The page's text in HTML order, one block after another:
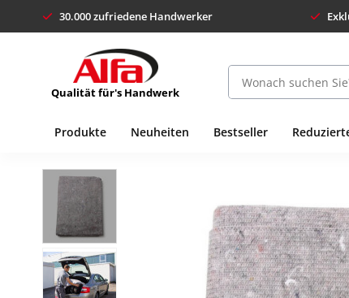
30.000 zufriedene Handwerker
Qualität für's Handwerk
Produkte Neuheiten Bestseller